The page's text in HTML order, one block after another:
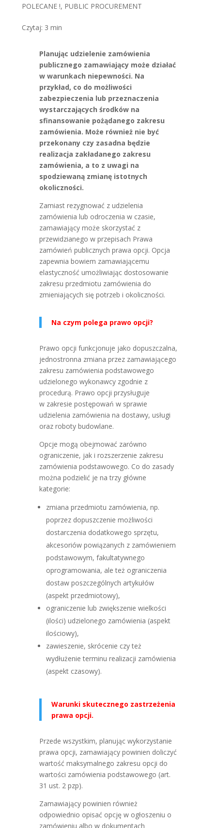
POLECANE !, PUBLIC PROCUREMENT
Czytaj: 3 min
Planując udzielenie zamówienia
publicznego zamawiający może działać
w warunkach niepewności. Na
przykład, co do możliwości
zabezpieczenia lub przeznaczenia
wystarczających środków na
sfinansowanie pożądanego zakresu
zamówienia. Może również nie być
przekonany czy zasadna będzie
realizacja zakładanego zakresu
zamówienia, a to z uwagi na
spodziewaną zmianę istotnych
okoliczności.
Zamiast rezygnować z udzielenia
zamówienia lub odroczenia w czasie,
zamawiający może skorzystać z
przewidzianego w przepisach Prawa
zamówień publicznych prawa opcji. Opcja
zapewnia bowiem zamawiającemu
elastyczność umożliwiając dostosowanie
zakresu przedmiotu zamówienia do
zmieniających się potrzeb i okoliczności.
Na czym polega prawo opcji?
Prawo opcji funkcjonuje jako dopuszczalna,
jednostronna zmiana przez zamawiającego
zakresu zamówienia podstawowego
udzielonego wykonawcy zgodnie z
procedurą. Prawo opcji przysługuje
w zakresie postępowań w sprawie
udzielenia zamówienia na dostawy, usługi
oraz roboty budowlane.
Opcje mogą obejmować zarówno
ograniczenie, jak i rozszerzenie zakresu
zamówienia podstawowego. Co do zasady
można podzielić je na trzy główne
kategorie:
zmiana przedmiotu zamówienia, np.
poprzez dopuszczenie możliwości
dostarczenia dodatkowego sprzętu,
akcesoriów powiązanych z zamówieniem
podstawowym, fakultatywnego
oprogramowania, ale też ograniczenia
dostaw poszczególnych artykułów
(aspekt przedmiotowy),
ograniczenie lub zwiększenie wielkości
(ilości) udzielonego zamówienia (aspekt
ilościowy),
zawieszenie, skrócenie czy też
wydłużenie terminu realizacji zamówienia
(aspekt czasowy).
Warunki skutecznego zastrzeżenia
prawa opcji.
Przede wszystkim, planując wykorzystanie
prawa opcji, zamawiający powinien doliczyć
wartość maksymalnego zakresu opcji do
wartości zamówienia podstawowego (art.
31 ust. 2 pzp).
Zamawiający powinien również
odpowiednio opisać opcję w ogłoszeniu o
zamówieniu albo w dokumentach